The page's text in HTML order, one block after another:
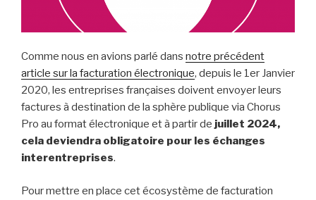
Comme nous en avions parlé dans notre précédent
article sur la facturation électronique, depuis le 1er Janvier
2020, les entreprises françaises doivent envoyer leurs
factures à destination de la sphère publique via Chorus
Pro au format électronique et à partir de juillet 2024,
cela deviendra obligatoire pour les échanges
interentreprises.
Pour mettre en place cet écosystème de facturation